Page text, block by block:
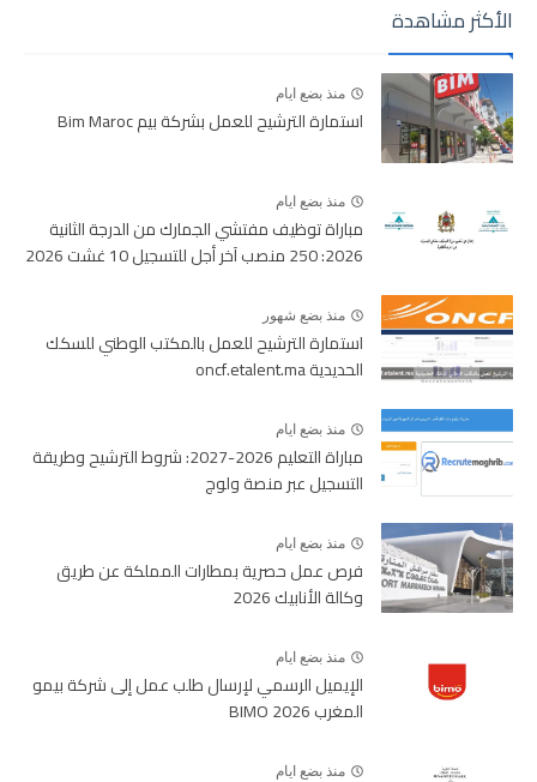
الأكثر مشاهدة
منذ بضع ايام
استمارة الترشيح للعمل بشركة بيم Bim Maroc
منذ بضع ايام
مباراة توظيف مفتشي الجمارك من الدرجة الثانية
2026: 250 منصب آخر أجل للتسجيل 10 غشت 2026
منذ بضع شهور
استمارة الترشيح للعمل بالمكتب الوطني للسكك
الحديدية oncf.etalent.ma
منذ بضع ايام
مباراة التعليم 2026-2027: شروط الترشيح وطريقة
التسجيل عبر منصة ولوج
منذ بضع ايام
فرص عمل حصرية بمطارات المملكة عن طريق
وكالة الأنابيك 2026
منذ بضع ايام
الإيميل الرسمي لإرسال طلب عمل إلى شركة بيمو
المغرب BIMO 2026
منذ بضع ايام